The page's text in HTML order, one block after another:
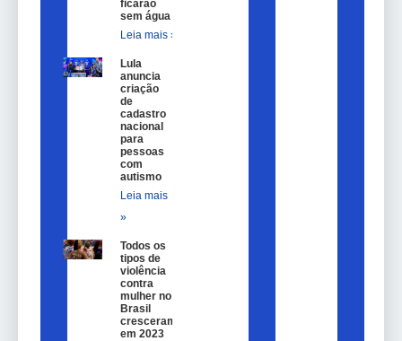
ficarão
sem água
Leia mais »
Lula
anuncia
criação
de
cadastro
nacional
para
pessoas
com
autismo
Leia mais
»
Todos os
tipos de
violência
contra
mulher no
Brasil
cresceram
em 2023